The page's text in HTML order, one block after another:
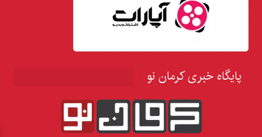
پایگاه خبری کرمان نو